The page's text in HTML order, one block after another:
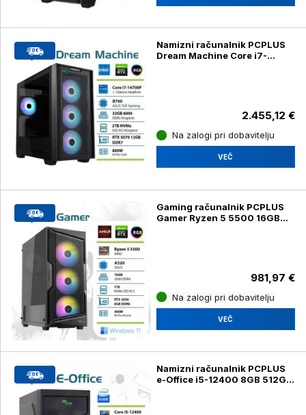
Namizni računalnik PCPLUS
Dream Machine Core i7-
2.455,12 €
Na zalogi pri dobavitelju
VEČ
Gaming računalnik PCPLUS
Gamer Ryzen 5 5500 16GB
981,97 €
Na zalogi pri dobavitelju
VEČ
Namizni računalnik PCPLUS
e-Office i5-12400 8GB 512GB